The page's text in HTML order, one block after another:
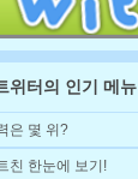
위터의 인기 메뉴
은 몇 위?
친 한눈에 보기!